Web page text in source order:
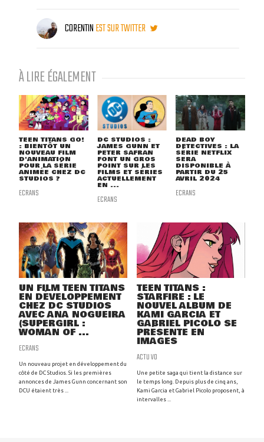
CORENTINEST SUR TWITTER
À LIRE ÉGALEMENT
TEEN TITANS GO!
: BIENTÔT UN
NOUVEAU FILM
D'ANIMATION
POUR LA SÉRIE
ANIMÉE CHEZ DC
STUDIOS ?
ECRANS
DC STUDIOS :
JAMES GUNN ET
PETER SAFRAN
FONT UN GROS
POINT SUR LES
FILMS ET SÉRIES
ACTUELLEMENT
EN ...
ECRANS
DEAD BOY
DETECTIVES : LA
SÉRIE NETFLIX
SERA
DISPONIBLE À
PARTIR DU 25
AVRIL 2024
ECRANS
UN FILM TEEN TITANS
EN DÉVELOPPEMENT
CHEZ DC STUDIOS
AVEC ANA NOGUEIRA
(SUPERGIRL :
WOMAN OF ...
ECRANS
Un nouveau projet en développement du
côté de DC Studios. Si les premières
annonces de James Gunn concernant son
DCU étaient très ...
TEEN TITANS :
STARFIRE : LE
NOUVEL ALBUM DE
KAMI GARCIA ET
GABRIEL PICOLO SE
PRÉSENTE EN
IMAGES
ACTU VO
Une petite saga qui tient la distance sur
le temps long. Depuis plus de cinq ans,
Kami Garcia et Gabriel Picolo proposent, à
intervalles ...